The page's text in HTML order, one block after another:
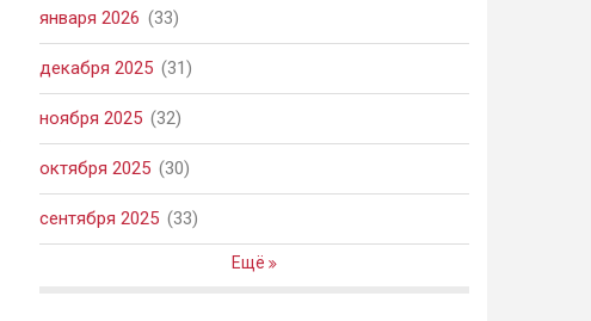
января 2026 (33)
декабря 2025 (31)
ноября 2025 (32)
октября 2025 (30)
сентября 2025 (33)
Ещё